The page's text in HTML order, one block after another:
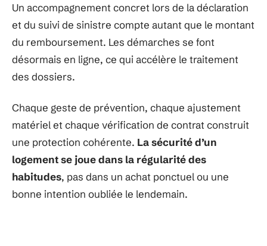
Un accompagnement concret lors de la déclaration
et du suivi de sinistre compte autant que le montant
du remboursement. Les démarches se font
désormais en ligne, ce qui accélère le traitement
des dossiers.
Chaque geste de prévention, chaque ajustement
matériel et chaque vérification de contrat construit
une protection cohérente. La sécurité d’un
logement se joue dans la régularité des
habitudes, pas dans un achat ponctuel ou une
bonne intention oubliée le lendemain.